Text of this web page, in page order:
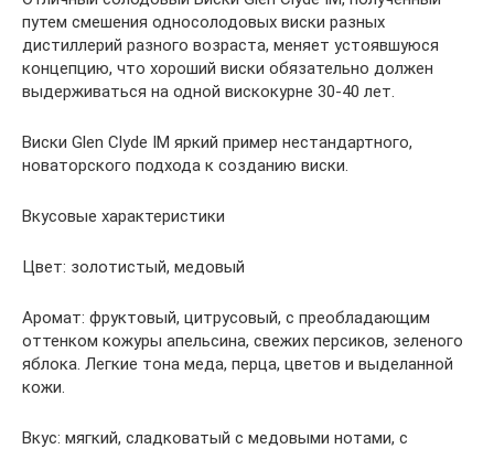
путем смешения односолодовых виски разных
дистиллерий разного возраста, меняет устоявшуюся
концепцию, что хороший виски обязательно должен
выдерживаться на одной вискокурне 30-40 лет.
Виски Glen Clyde IM яркий пример нестандартного,
новаторского подхода к созданию виски.
Вкусовые характеристики
Цвет: золотистый, медовый
Аромат: фруктовый, цитрусовый, с преобладающим
оттенком кожуры апельсина, свежих персиков, зеленого
яблока. Легкие тона меда, перца, цветов и выделанной
кожи.
Вкус: мягкий, сладковатый с медовыми нотами, с